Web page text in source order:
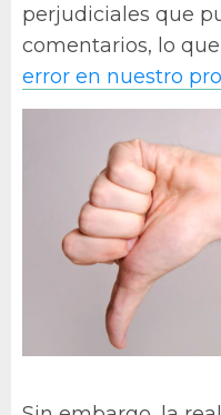
perjudiciales que
comentarios, lo
error en nuestro